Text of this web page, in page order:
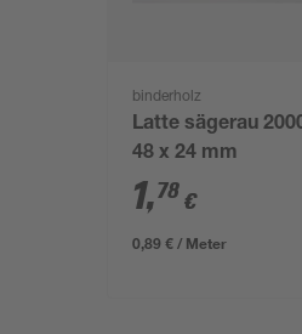
binderholz
Latte sägerau
48 x 24 mm
1,78 €
0,89 € / Meter